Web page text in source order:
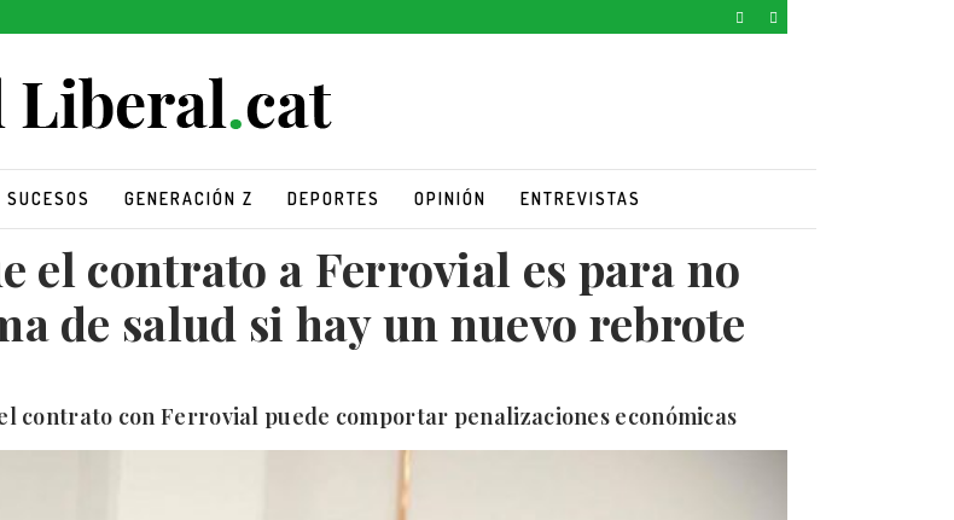
SUCESOS GENERACIÓN Z DEPORTES OPINIÓN ENTREVISTAS
el contrato a Ferrovial es para no
de salud si hay un nuevo rebrote
contrato con Ferrovial puede comportar penalizaciones económicas